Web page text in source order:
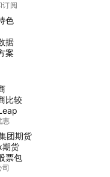
订阅
色
据
案
比较
惠
团期货
期货
票包
司